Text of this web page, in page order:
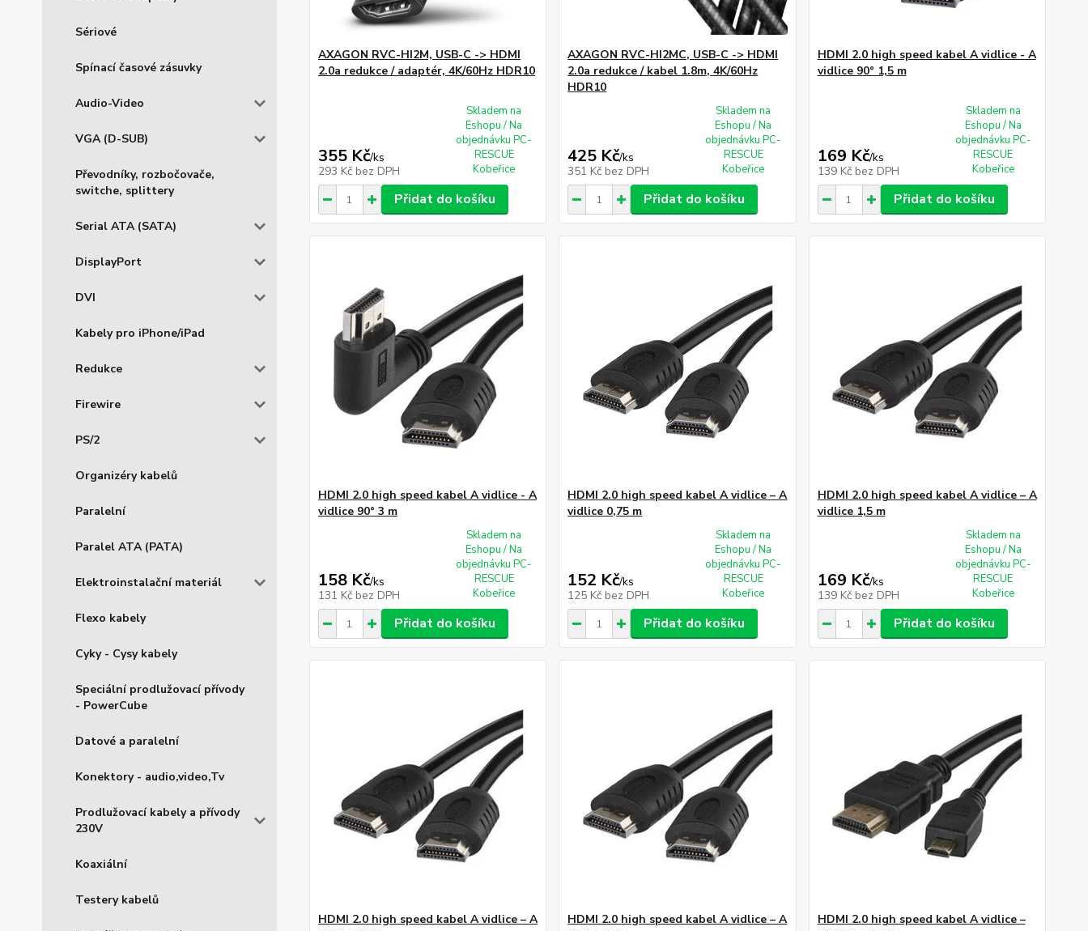
Sériové
Spínací časové zásuvky
Audio-Video
VGA (D-SUB)
Převodníky, rozbočovače,
switche, splittery
Serial ATA (SATA)
DisplayPort
DVI
Kabely pro iPhone/iPad
Redukce
Firewire
PS/2
Organizéry kabelů
Paralelní
Paralel ATA (PATA)
Elektroinstalační materiál
Flexo kabely
Cyky - Cysy kabely
Speciální prodlužovací přívody
- PowerCube
Datové a paralelní
Konektory - audio,video,Tv
Prodlužovací kabely a přívody
230V
Koaxiální
Testery kabelů
AXAGON RVC-HI2M, USB-C -> HDMI
2.0a redukce / adaptér, 4K/60Hz HDR10
355 Kč/ks
293 Kč bez DPH
Skladem na
Eshopu / Na
objednávku PC-
RESCUE
Kobeřice
Přidat do košíku
AXAGON RVC-HI2MC, USB-C -> HDMI
2.0a redukce / kabel 1.8m, 4K/60Hz
HDR10
425 Kč/ks
351 Kč bez DPH
Skladem na
Eshopu / Na
objednávku PC-
RESCUE
Kobeřice
Přidat do košíku
HDMI 2.0 high speed kabel A vidlice - A
vidlice 90° 1,5 m
169 Kč/ks
139 Kč bez DPH
Skladem na
Eshopu / Na
objednávku PC-
RESCUE
Kobeřice
Přidat do košíku
HDMI 2.0 high speed kabel A vidlice - A
vidlice 90° 3 m
158 Kč/ks
131 Kč bez DPH
Skladem na
Eshopu / Na
objednávku PC-
RESCUE
Kobeřice
Přidat do košíku
HDMI 2.0 high speed kabel A vidlice – A
vidlice 0,75 m
152 Kč/ks
125 Kč bez DPH
Skladem na
Eshopu / Na
objednávku PC-
RESCUE
Kobeřice
Přidat do košíku
HDMI 2.0 high speed kabel A vidlice – A
vidlice 1,5 m
169 Kč/ks
139 Kč bez DPH
Skladem na
Eshopu / Na
objednávku PC-
RESCUE
Kobeřice
Přidat do košíku
HDMI 2.0 high speed kabel A vidlice – A
HDMI 2.0 high speed kabel A vidlice – A
HDMI 2.0 high speed kabel A vidlice –